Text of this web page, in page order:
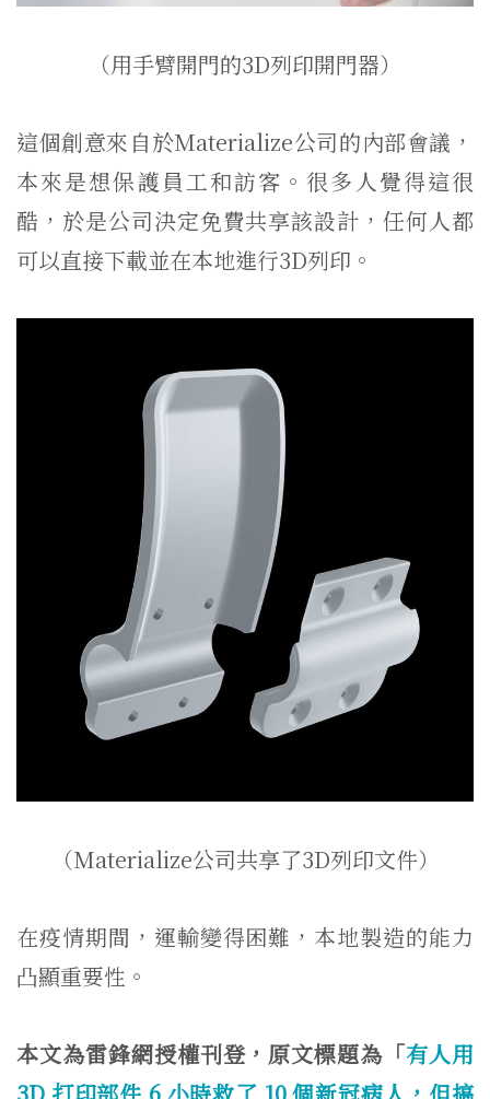
（用手臂開門的3D列印開門器）
這個創意來自於Materialize公司的內部會議，
本來是想保護員工和訪客。很多人覺得這很
酷，於是公司決定免費共享該設計，任何人都
可以直接下載並在本地進行3D列印。
（Materialize公司共享了3D列印文件）
在疫情期間，運輸變得困難，本地製造的能力
凸顯重要性。
本文為雷鋒網授權刊登，原文標題為「有人用